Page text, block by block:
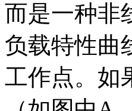
而是一种非
负载特性曲
工作点。如